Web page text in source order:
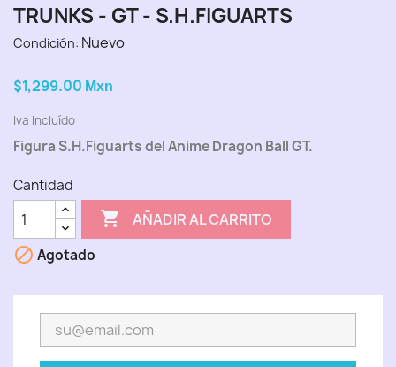
TRUNKS - GT - S.H.FIGUARTS
Condición: Nuevo
$1,299.00 Mxn
Iva Incluído
Figura S.H.Figuarts del Anime Dragon Ball GT.
Cantidad
 AÑADIR AL CARRITO
 Agotado